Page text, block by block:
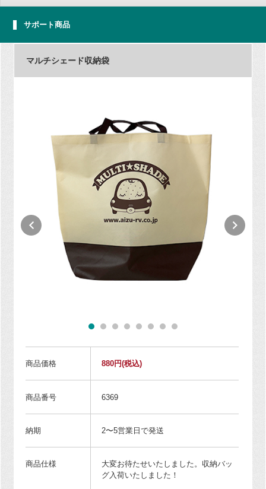
サポート商品
マルチシェード収納袋
商品価格 880円(税込)
商品番号 6369
納期 2〜5営業日で発送
商品仕様
大変お待たせいたしました。収納バッ
グ入荷いたしました！